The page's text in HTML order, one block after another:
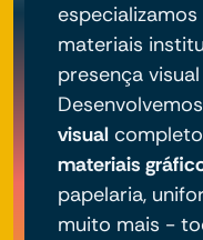
materiais
presença
visual
materiais
papelaria,
muito mais -